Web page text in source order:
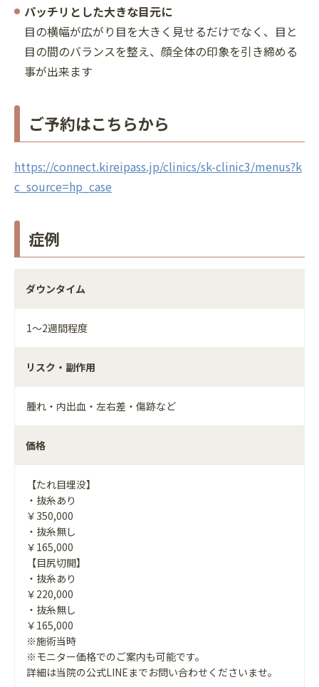
パッチリとした大きな目元に
目の横幅が広がり目を大きく見せるだけでなく、目と
目の間のバランスを整え、顔全体の印象を引き締める
事が出来ます
ご予約はこちらから
https://connect.kireipass.jp/clinics/sk-clinic3/menus?k
c_source=hp_case
症例
ダウンタイム
1～2週間程度
リスク・副作用
腫れ・内出血・左右差・傷跡など
価格
【たれ目埋没】
・抜糸あり
￥350,000
・抜糸無し
￥165,000
【目尻切開】
・抜糸あり
￥220,000
・抜糸無し
￥165,000
※施術当時
※モニター価格でのご案内も可能です。
詳細は当院の公式LINEまでお問い合わせくださいませ。